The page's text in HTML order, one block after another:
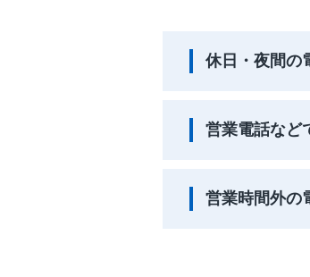
休日・夜間の
営業電話など
営業時間外の